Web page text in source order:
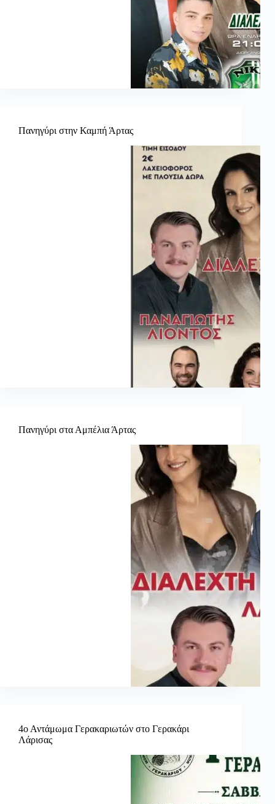
Πανηγύρι στην Καμπή Άρτας
Πανηγύρι στα Αμπέλια Άρτας
4ο Αντάμωμα Γερακαριωτών στο Γερακάρι
Λάρισας